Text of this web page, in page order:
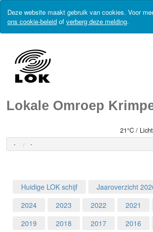
Deze website maakt gebruik van cookies. Voor
ons cookie-beleid of verberg deze melding.
Lokale Omroep
21°C /
- -
Home
Huidige LOK schijf Jaaroverzicht
2024
2023 2022 2021
2019
2018 2017 2016